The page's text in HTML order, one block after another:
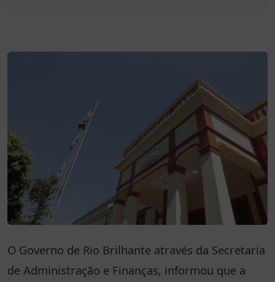
O Governo de Rio Brilhante através da Secretaria
de Administração e Finanças, informou que a